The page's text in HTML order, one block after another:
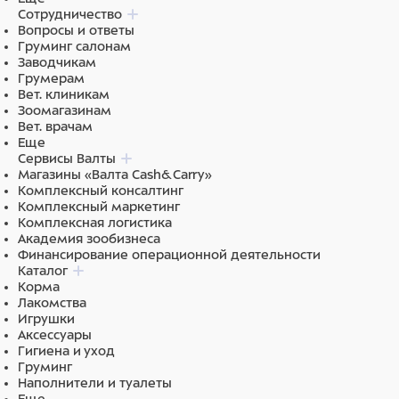
Сотрудничество
Вопросы и ответы
Груминг салонам
Заводчикам
Грумерам
Вет. клиникам
Зоомагазинам
Вет. врачам
Еще
Сервисы Валты
Магазины «Валта Cash&Carry»
Комплексный консалтинг
Комплексный маркетинг
Комплексная логистика
Академия зообизнеса
Финансирование операционной деятельности
Каталог
Корма
Лакомства
Игрушки
Аксессуары
Гигиена и уход
Груминг
Наполнители и туалеты